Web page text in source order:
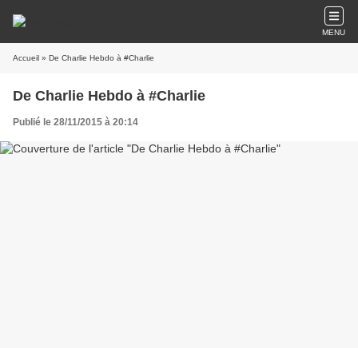
MENU
Accueil » De Charlie Hebdo à #Charlie
De Charlie Hebdo à #Charlie
Publié le 28/11/2015 à 20:14